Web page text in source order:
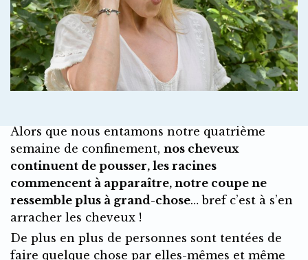
Alors que nous entamons notre quatrième
semaine de confinement, nos cheveux
continuent de pousser, les racines
commencent à apparaître, notre coupe ne
ressemble plus à grand-chose… bref c’est à s’en
arracher les cheveux !
De plus en plus de personnes sont tentées de
faire quelque chose par elles-mêmes et même